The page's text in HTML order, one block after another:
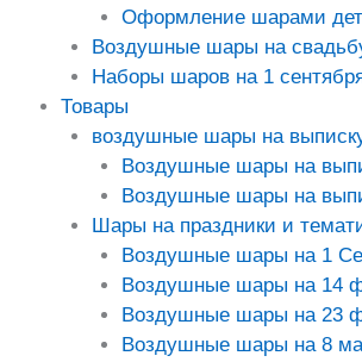
Оформление шарами
Воздушные шары на
Наборы шаров на 1
Товары
воздушные шары на
Воздушные шары на
Воздушные шары на
Шары на праздники и
Воздушные шары на 1
Воздушные шары на 14
Воздушные шары на 23
Воздушные шары на 8